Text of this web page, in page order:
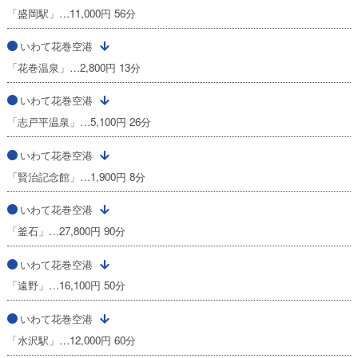
「盛岡駅」…11,000円 56分
いわて花巻空港
「花巻温泉」…2,800円 13分
いわて花巻空港
「志戸平温泉」…5,100円 26分
いわて花巻空港
「賢治記念館」…1,900円 8分
いわて花巻空港
「釜石」…27,800円 90分
いわて花巻空港
「遠野」…16,100円 50分
いわて花巻空港
「水沢駅」…12,000円 60分